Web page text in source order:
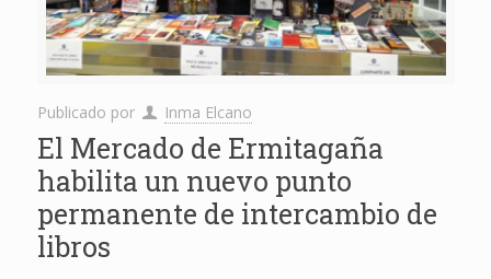
Publicado por Inma Elcano
El Mercado de Ermitagaña
habilita un nuevo punto
permanente de intercambio de
libros